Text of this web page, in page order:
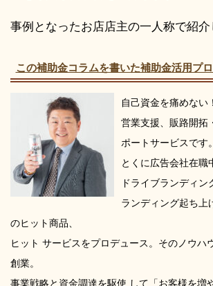
事例となったお店店主の一人称で紹介
この補助金コラムを書いた補助金活用プ
自己資金を痛めない
営業支援、販路開拓
ポートサービスです。
とくに広告会社在職
ドライブランディ
ランディング起ち上
のヒット商品、
ヒット サービスをプロデュース。そのノウハ
創業。
事業戦略と資金調達を駆使 して「お客様を増